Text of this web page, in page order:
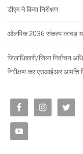
डीएम ने किया निरीक्षण
ओलंपिक 2036 संकल्प कांवड़
जिलाधिकारी/जिला निर्वाचन
निरीक्षण कर एसआईआर आपत्ति